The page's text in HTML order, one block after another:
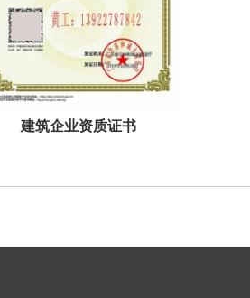
建筑企业资质证书